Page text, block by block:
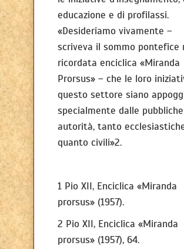
educazione e di profilassi.
«Desideriamo vivamente –
scriveva il sommo pontefice
ricordata enciclica «Miranda
Prorsus» – che le loro
questo settore siano
specialmente dalle pubbliche
autorità, tanto
quanto civili»2.
1 Pio XII, Enciclica «Miranda
prorsus» (1957).
2 Pio XII, Enciclica «Miranda
prorsus» (1957), 64.